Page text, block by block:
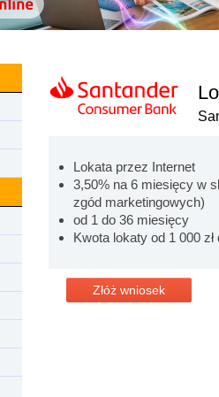
Lokata przez Internet
3,50% na 6 miesięcy w
zgód marketingowych)
od 1 do 36 miesięcy
Kwota lokaty od 1 000 zł
Złóż wniosek